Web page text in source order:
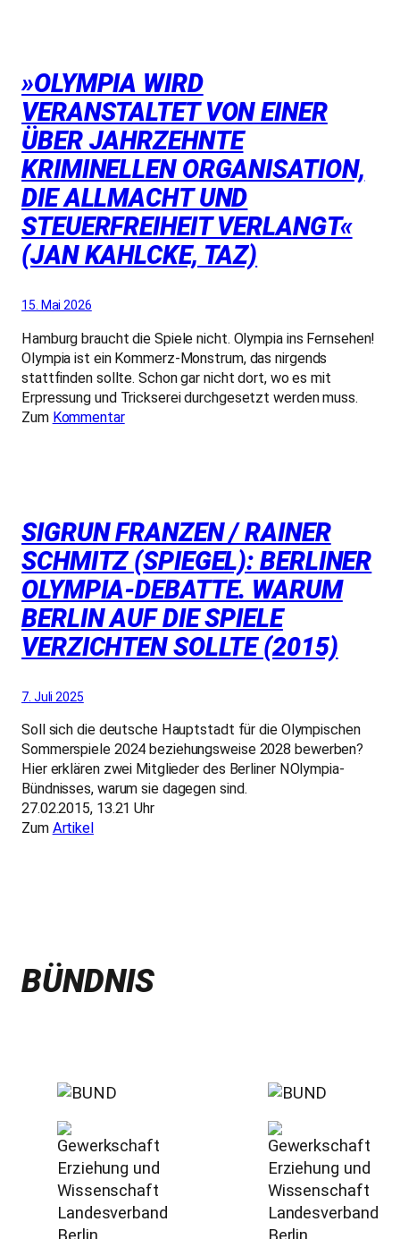
»OLYMPIA WIRD
VERANSTALTET VON EINER
ÜBER JAHRZEHNTE
KRIMINELLEN ORGANISATION,
DIE ALLMACHT UND
STEUERFREIHEIT VERLANGT«
(JAN KAHLCKE, TAZ)
15. Mai 2026
Hamburg braucht die Spiele nicht. Olympia ins Fernsehen!
Olympia ist ein Kommerz-Monstrum, das nirgends
stattfinden sollte. Schon gar nicht dort, wo es mit
Erpressung und Trickserei durchgesetzt werden muss.
Zum Kommentar
SIGRUN FRANZEN / RAINER
SCHMITZ (SPIEGEL): BERLINER
OLYMPIA-DEBATTE. WARUM
BERLIN AUF DIE SPIELE
VERZICHTEN SOLLTE (2015)
7. Juli 2025
Soll sich die deutsche Hauptstadt für die Olympischen
Sommerspiele 2024 beziehungsweise 2028 bewerben?
Hier erklären zwei Mitglieder des Berliner NOlympia-
Bündnisses, warum sie dagegen sind.
27.02.2015, 13.21 Uhr
Zum Artikel
BÜNDNIS